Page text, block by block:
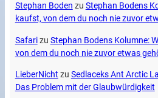
Stephan Boden zu Stephan Bodens
kaufst, von dem du noch nie zuvor
Safarizu Stephan Bodens Kolumne:
von dem du noch nie zuvor etwas
LieberNicht zu Sedlaceks Ant Arctic
Das Problem mit der Glaubwürdigkeit